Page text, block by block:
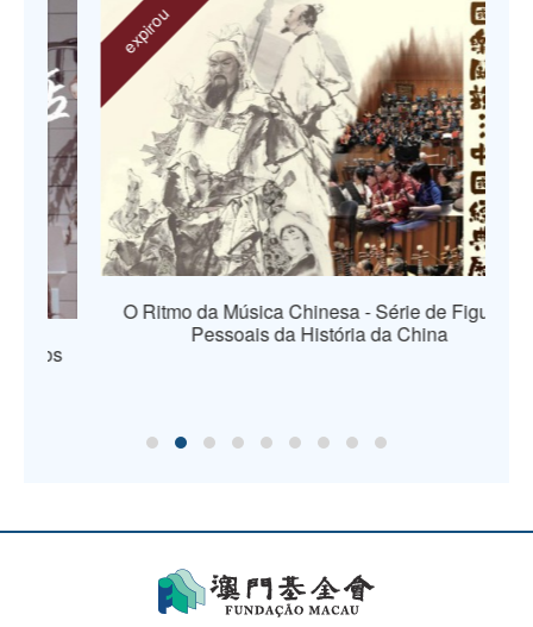
expirou
O Ritmo da Música Chinesa - Série de Figuras
Pessoais da História da China